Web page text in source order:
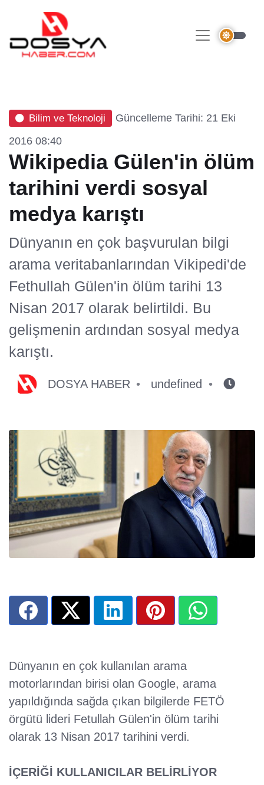
Bilim ve Teknoloji
Güncelleme Tarihi: 21 Eki
2016 08:40
Wikipedia Gülen'in ölüm
tarihini verdi sosyal
medya karıştı
Dünyanın en çok başvurulan bilgi
arama veritabanlarından Vikipedi'de
Fethullah Gülen'in ölüm tarihi 13
Nisan 2017 olarak belirtildi. Bu
gelişmenin ardından sosyal medya
karıştı.
DOSYA HABER undefined
Dünyanın en çok kullanılan arama
motorlarından birisi olan Google, arama
yapıldığında sağda çıkan bilgilerde FETÖ
örgütü lideri Fetullah Gülen'in ölüm tarihi
olarak 13 Nisan 2017 tarihini verdi.
İÇERİĞİ KULLANICILAR BELİRLİYOR